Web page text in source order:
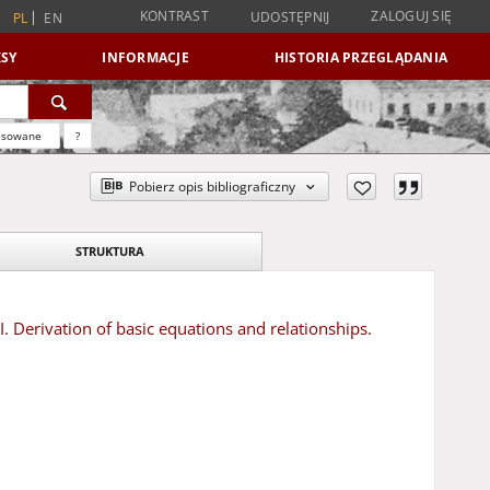
PL EN KONTRAST UDOSTĘPNIJ ZALOGUJ SIĘ
INFORMACJE HISTORIA PRZEGLĄDANIA
?
Pobierz opis bibliograficzny
STRUKTURA
of basic equations and relationships.